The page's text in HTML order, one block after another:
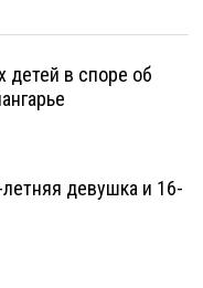
детей в споре об
девушка и 16-